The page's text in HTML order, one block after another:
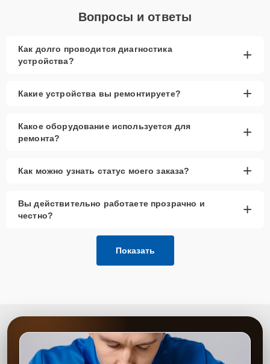
Вопросы и ответы
Как долго проводится диагностика
устройства?
+
Какие устройства вы ремонтируете? +
Какое оборудование используется для
ремонта?
+
Как можно узнать статус моего заказа? +
Вы действительно работаете прозрачно и
честно?
+
Показать